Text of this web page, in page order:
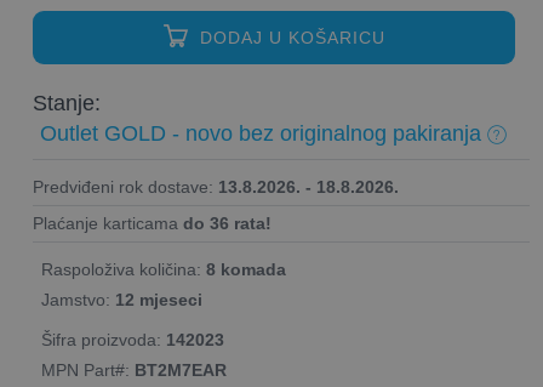
DODAJ U KOŠARICU
Stanje:
Outlet GOLD - novo bez originalnog pakiranja
Predviđeni rok dostave: 13.8.2026. - 18.8.2026.
Plaćanje karticama do 36 rata!
Raspoloživa količina: 8 komada
Jamstvo: 12 mjeseci
Šifra proizvoda: 142023
MPN Part#: BT2M7EAR